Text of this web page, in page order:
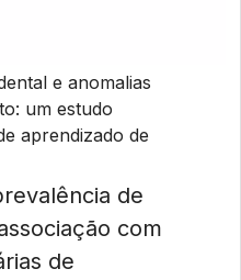
e anomalias
um estudo
aprendizado de
de
com
de